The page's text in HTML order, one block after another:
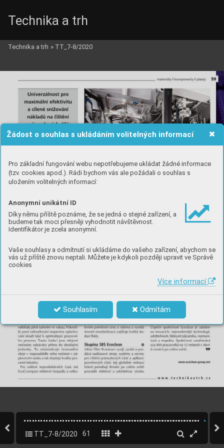
Žádost o souhlas s ukládáním volitelných informací
Pro základní fungování webu nepotřebujeme ukládat žádné informace
(tzv. cookies apod.). Rádi bychom vás ale požádali o souhlas s
uložením volitelných informací:
Anonymní unikátní ID
Díky němu příště poznáme, že se jedná o stejné zařízení, a
budeme tak moci přesněji vyhodnotit návštěvnost.
Identifikátor je zcela anonymní.
Vaše souhlasy a odmítnutí si ukládáme do vašeho zařízení, abychom se
vás už příště znovu neptali. Můžete je kdykoli později upravit ve Správě
cookies
Více informací
Souhlasím Odmítám
Technika a trh
Technika a trh » TT_7-8/2020
TT_7-8/2020 61